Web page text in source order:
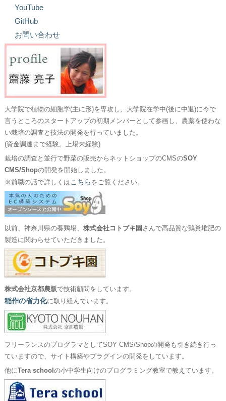
YouTube
GitHub
お問い合わせ
大学院で植物の細胞学(主に形)を専攻し、大学院在学中(後に中退)に今で
言うところのスタートアップの初期メンバーとして参画し、農薬を使わな
い栽培の調査と技法の開発を行っていました。
(資金調達まで経験。上場未経験)
栽培の調査と並行で野菜の販売からネットショップのCMSのSOY
CMS/Shopの開発を開始しました。
※前職の話で詳しくはこちら をご覧ください。
以前、神奈川県の養鶏場、 株式会社コトブキ園 さんで高品質な鶏糞堆肥の
製造に関わらせていただきました。
株式会社京都農販で技術顧問をしています。
稲作の省力化に取り組んでいます。
フリーランスのプログラマとしてSOY CMS/Shopの開発も引き続き行っ
ていますので、サイト構築やプラグインの開発をしています。
他にTera school の小中学生向けのプログラミング教室で教えています。